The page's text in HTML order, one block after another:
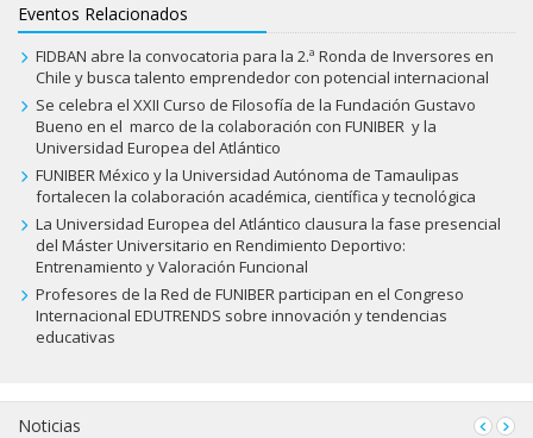
Eventos Relacionados
FIDBAN abre la convocatoria para la 2.ª Ronda de Inversores en
Chile y busca talento emprendedor con potencial internacional
Se celebra el XXII Curso de Filosofía de la Fundación Gustavo
Bueno en el marco de la colaboración con FUNIBER y la
Universidad Europea del Atlántico
FUNIBER México y la Universidad Autónoma de Tamaulipas
fortalecen la colaboración académica, científica y tecnológica
La Universidad Europea del Atlántico clausura la fase presencial
del Máster Universitario en Rendimiento Deportivo:
Entrenamiento y Valoración Funcional
Profesores de la Red de FUNIBER participan en el Congreso
Internacional EDUTRENDS sobre innovación y tendencias
educativas
Noticias